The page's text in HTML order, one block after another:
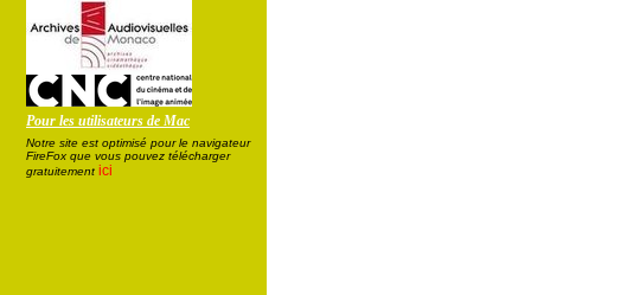
Pour les utilisateurs de Mac
Notre site est optimisé pour le navigateur
FireFox que vous pouvez télécharger
gratuitement ici